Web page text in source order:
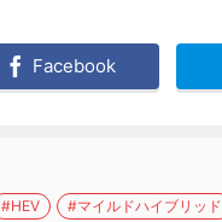
Facebook
#HEV #マイルドハイブリッド